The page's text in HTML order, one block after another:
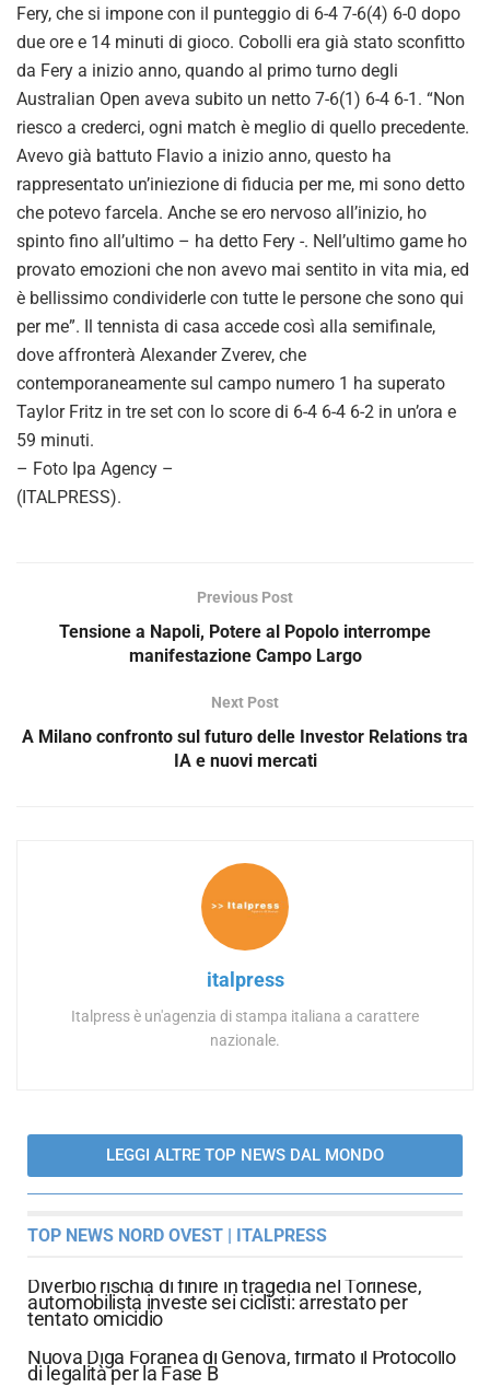
Fery, che si impone con il punteggio di 6-4 7-6(4) 6-0 dopo
due ore e 14 minuti di gioco. Cobolli era già stato sconfitto
da Fery a inizio anno, quando al primo turno degli
Australian Open aveva subito un netto 7-6(1) 6-4 6-1. “Non
riesco a crederci, ogni match è meglio di quello precedente.
Avevo già battuto Flavio a inizio anno, questo ha
rappresentato un’iniezione di fiducia per me, mi sono detto
che potevo farcela. Anche se ero nervoso all’inizio, ho
spinto fino all’ultimo – ha detto Fery -. Nell’ultimo game ho
provato emozioni che non avevo mai sentito in vita mia, ed
è bellissimo condividerle con tutte le persone che sono qui
per me”. Il tennista di casa accede così alla semifinale,
dove affronterà Alexander Zverev, che
contemporaneamente sul campo numero 1 ha superato
Taylor Fritz in tre set con lo score di 6-4 6-4 6-2 in un’ora e
59 minuti.
– Foto Ipa Agency –
(ITALPRESS).
Previous Post
Tensione a Napoli, Potere al Popolo interrompe
manifestazione Campo Largo
Next Post
A Milano confronto sul futuro delle Investor Relations tra
IA e nuovi mercati
italpress
Italpress è un'agenzia di stampa italiana a carattere
nazionale.
LEGGI ALTRE TOP NEWS DAL MONDO
TOP NEWS NORD OVEST | ITALPRESS
Diverbio rischia di finire in tragedia nel Torinese,
automobilista investe sei ciclisti: arrestato per
tentato omicidio
Nuova Diga Foranea di Genova, firmato il Protocollo
di legalità per la Fase B